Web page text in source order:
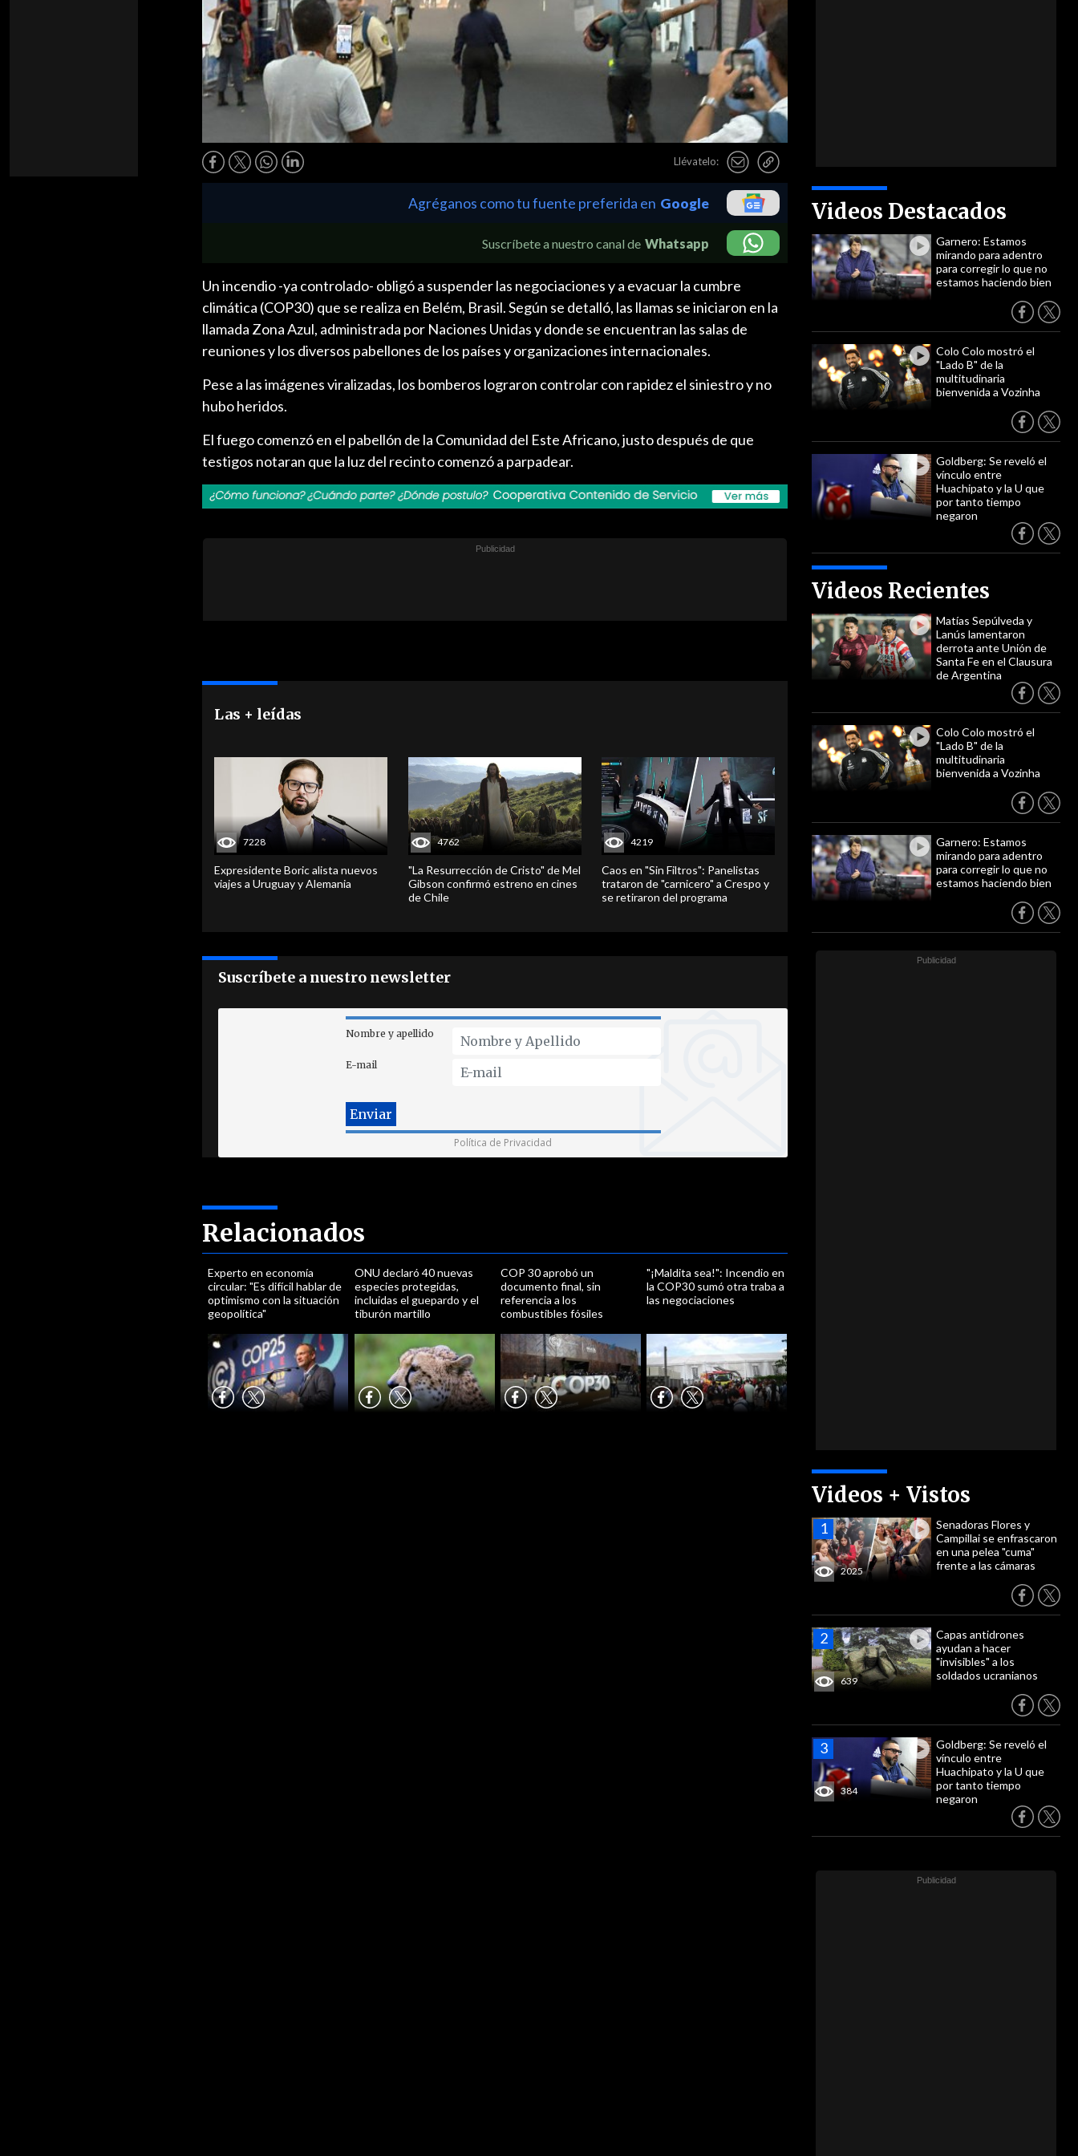
Llévatelo:
Videos Destacados
Garnero: Estamos
mirando para adentro
para corregir lo que no
estamos haciendo bien
Colo Colo mostró el
"Lado B" de la
multitudinaria
bienvenida a Vozinha
Goldberg: Se reveló el
vínculo entre
Huachipato y la U que
por tanto tiempo
negaron
Videos Recientes
Matías Sepúlveda y
Lanús lamentaron
derrota ante Unión de
Santa Fe en el Clausura
de Argentina
Colo Colo mostró el
"Lado B" de la
multitudinaria
bienvenida a Vozinha
Garnero: Estamos
mirando para adentro
para corregir lo que no
estamos haciendo bien
Videos + Vistos
2025
Senadoras Flores y
Campillai se enfrascaron
en una pelea "cuma"
frente a las cámaras
639
Capas antidrones
ayudan a hacer
"invisibles" a los
soldados ucranianos
384
Goldberg: Se reveló el
vínculo entre
Huachipato y la U que
por tanto tiempo
negaron
Agréganos como tu fuente preferida en Google
Suscríbete a nuestro canal de Whatsapp
Un incendio -ya controlado- obligó a suspender las negociaciones y a evacuar la cumbre
climática (COP30) que se realiza en Belém, Brasil. Según se detalló, las llamas se iniciaron en la
llamada Zona Azul, administrada por Naciones Unidas y donde se encuentran las salas de
reuniones y los diversos pabellones de los países y organizaciones internacionales.
Pese a las imágenes viralizadas, los bomberos lograron controlar con rapidez el siniestro y no
hubo heridos.
El fuego comenzó en el pabellón de la Comunidad del Este Africano, justo después de que
testigos notaran que la luz del recinto comenzó a parpadear.
Las + leídas
7228
Expresidente Boric alista nuevos
viajes a Uruguay y Alemania
4762
"La Resurrección de Cristo" de Mel
Gibson confirmó estreno en cines
de Chile
4219
Caos en "Sin Filtros": Panelistas
trataron de "carnicero" a Crespo y
se retiraron del programa
Suscríbete a nuestro newsletter
Nombre y apellido
E-mail
Política de Privacidad
Relacionados
Experto en economía
circular: "Es difícil hablar de
optimismo con la situación
geopolítica"
ONU declaró 40 nuevas
especies protegidas,
incluidas el guepardo y el
tiburón martillo
COP 30 aprobó un
documento final, sin
referencia a los
combustibles fósiles
"¡Maldita sea!": Incendio en
la COP30 sumó otra traba a
las negociaciones